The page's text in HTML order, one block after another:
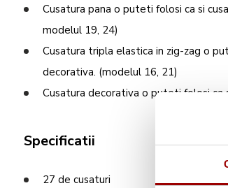
Cusatura pana o puteti folosi ca si
modelul 19, 24)
Cusatura tripla elastica in zig-zag o
decorativa. (modelul 16, 21)
Cusatura decorativa o puteti folosi ca
Specificatii
27 de cusaturi